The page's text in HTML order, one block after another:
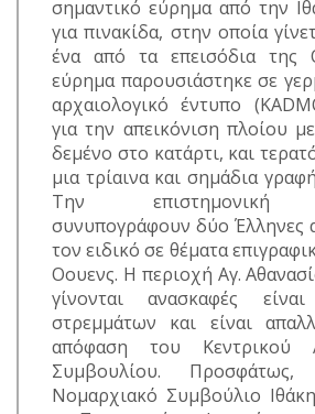
σημαντικό εύρημα από την
για πινακίδα, στην οποία
ένα από τα επεισόδια της
εύρημα παρουσιάστηκε σε
αρχαιολογικό έντυπο
για την απεικόνιση πλοίου
δεμένο στο κατάρτι, και
μια τρίαινα και σημάδια
Την επιστημονική
συνυπογράφουν δύο Έλληνες
τον ειδικό σε θέματα
Οουενς. Η περιοχή Αγ.
γίνονται ανασκαφές
στρεμμάτων και είναι
απόφαση του Κεντρικού
Συμβουλίου.
Νομαρχιακό Συμβούλιο